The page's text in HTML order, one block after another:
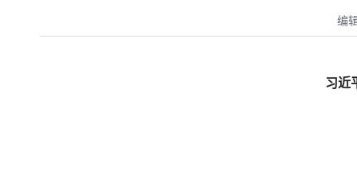
编
习近